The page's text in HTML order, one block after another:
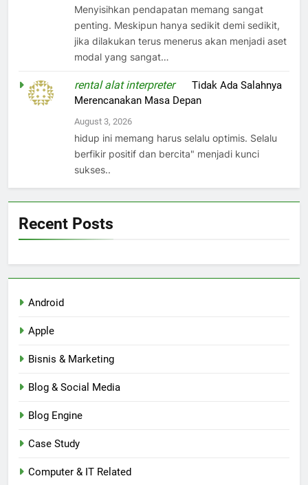
Menyisihkan pendapatan memang sangat
penting. Meskipun hanya sedikit demi sedikit,
jika dilakukan terus menerus akan menjadi aset
modal yang sangat…
rental alat interpreteronTidak Ada Salahnya
Merencanakan Masa Depan
August 3, 2026
hidup ini memang harus selalu optimis. Selalu
berfikir positif dan bercita" menjadi kunci
sukses..
Recent Posts
Android
Apple
Bisnis & Marketing
Blog & Social Media
Blog Engine
Case Study
Computer & IT Related